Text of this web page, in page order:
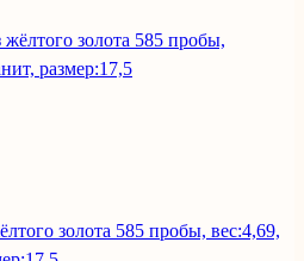
золота 585 пробы, вес:4,69,